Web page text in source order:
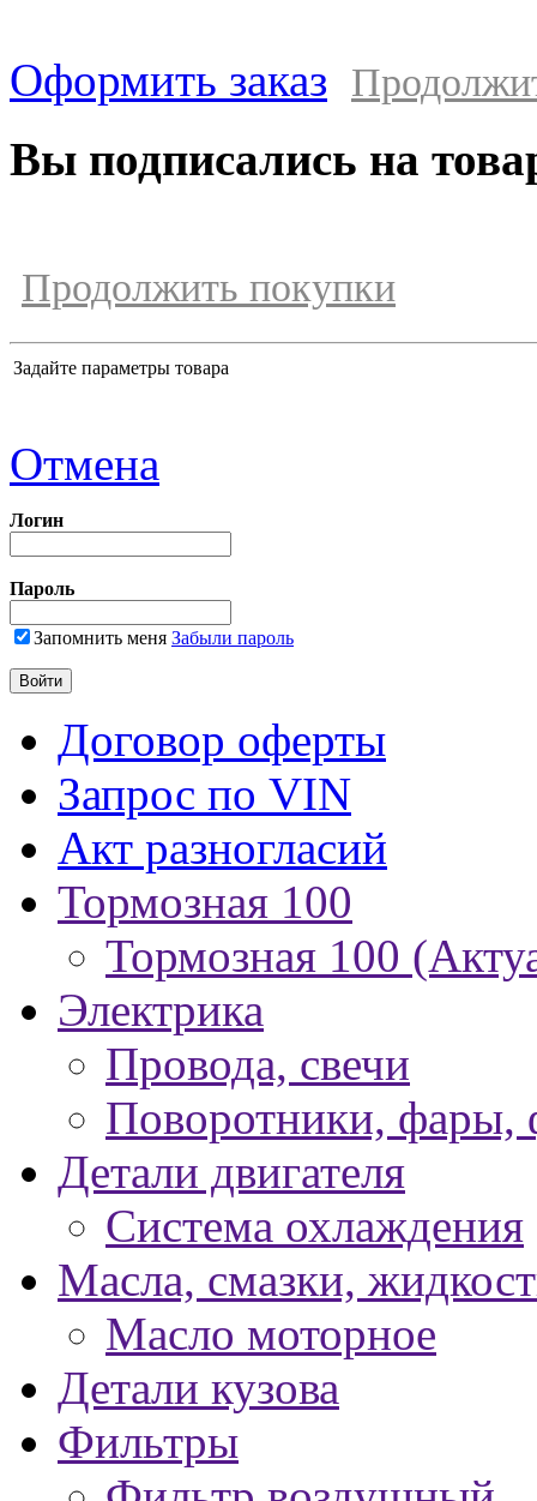
Оформить заказ
Вы подписались на
Продолжить покупки
Задайте параметры товара
Отмена
Логин
Пароль
Запомнить меня Забыли пароль
Договор оферты
Запрос по VIN
Акт разногласий
Тормозная 100
Тормозная 100
Электрика
Провода, свечи
Поворотники, фары,
Детали двигателя
Система охлаждения
Масла, смазки,
Масло моторное
Детали кузова
Фильтры